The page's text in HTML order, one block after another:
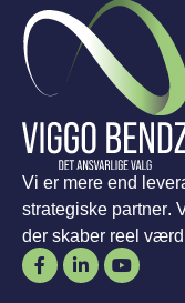
Vi er mere end
strategiske partner.
der skaber reel